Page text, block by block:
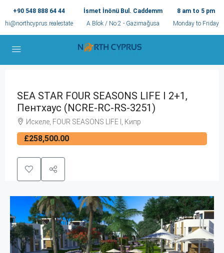
+90 548 888 64 44
hi@northcyprus.realestate
İsmet İnönü Bul. Caddemm
A Blok / No:2 - Gazimağusa
8 am to 5 pm
Monday to Friday
SEA STAR FOUR SEASONS LIFE I 2+1,
Пентхаус (NCRE-RC-RS-3251)
Искеле, FOUR SEASONS LIFE I, Кипр
£258,500.00